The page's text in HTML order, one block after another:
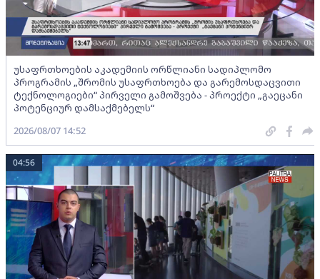
უსაფრთხოების აკადემიის ორწლიანი სადიპლომო
პროგრამის „შრომის უსაფრთხოება და გარემოსდაცვითი
ტექნოლოგიები“ პირველი გამოშვება - პროექტი „გაეცანი
პოტენციურ დამსაქმებელს“
2026/08/07 14:52
04:56